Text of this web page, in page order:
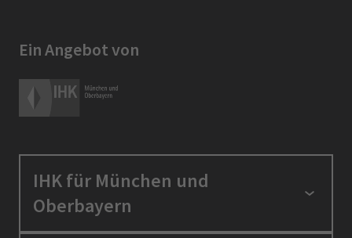
Ein Angebot von
IHK für München und
Oberbayern